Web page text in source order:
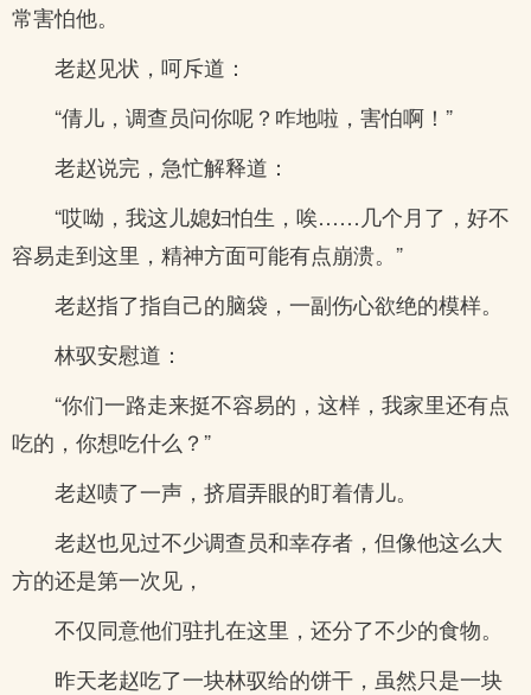
常害怕他。
老赵见状，呵斥道：
“倩儿，调查员问你呢？咋地啦，害怕啊！”
老赵说完，急忙解释道：
“哎呦，我这儿媳妇怕生，唉……几个月了，好不
容易走到这里，精神方面可能有点崩溃。”
老赵指了指自己的脑袋，一副伤心欲绝的模样。
林驭安慰道：
“你们一路走来挺不容易的，这样，我家里还有点
吃的，你想吃什么？”
老赵啧了一声，挤眉弄眼的盯着倩儿。
老赵也见过不少调查员和幸存者，但像他这么大
方的还是第一次见，
不仅同意他们驻扎在这里，还分了不少的食物。
昨天老赵吃了一块林驭给的饼干，虽然只是一块